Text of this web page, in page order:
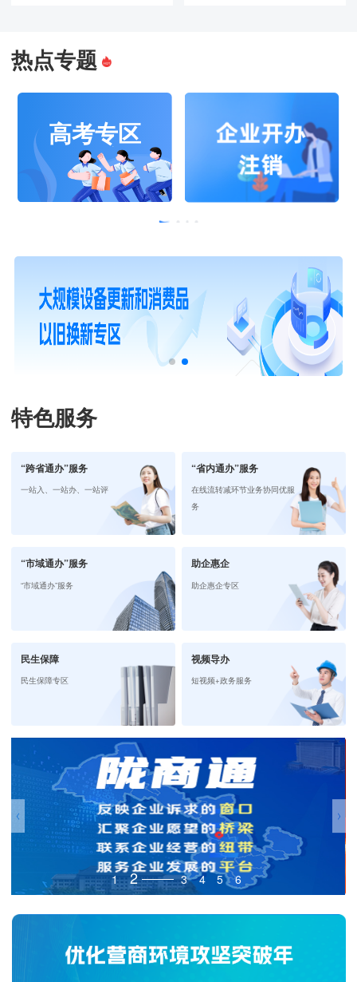
热点专题
特色服务
“跨省通办”服务
一站入、一站办、一站评
“省内通办”服务
在线流转减环节业务协同优服
务
“市域通办”服务
“市域通办”服务
助企惠企
助企惠企专区
民生保障
民生保障专区
视频导办
短视频+政务服务
1 2 3 4 5 6